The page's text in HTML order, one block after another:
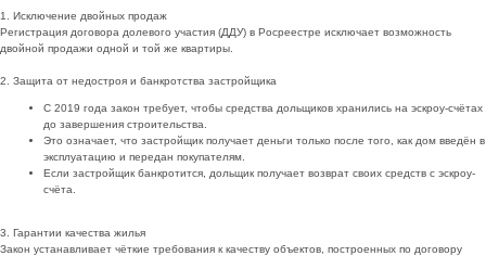
1. Исключение двойных продаж
Регистрация договора долевого участия (ДДУ) в Росреестре исключает возможность
двойной продажи одной и той же квартиры.
2. Защита от недостроя и банкротства застройщика
С 2019 года закон требует, чтобы средства дольщиков хранились на эскроу-счётах
до завершения строительства.
Это означает, что застройщик получает деньги только после того, как дом введён в
эксплуатацию и передан покупателям.
Если застройщик банкротится, дольщик получает возврат своих средств с эскроу-
счёта.
3. Гарантии качества жилья
Закон устанавливает чёткие требования к качеству объектов, построенных по договору